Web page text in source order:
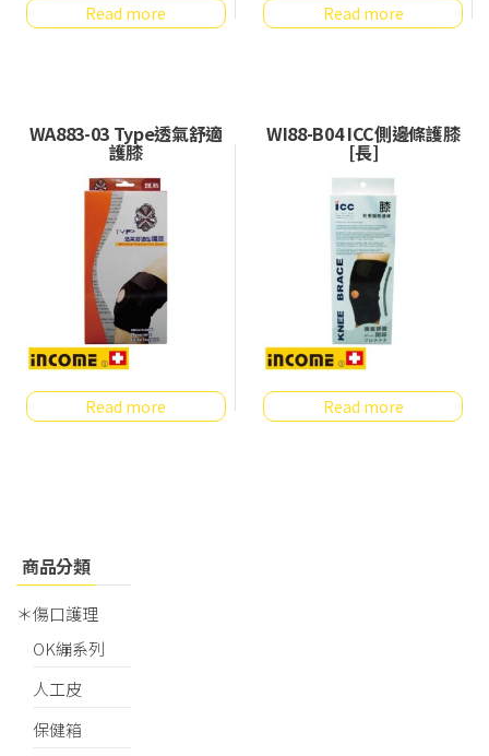
Read more Read more
WA883-03 Type透氣舒適
護膝
Read more
WI88-B04 ICC側邊條護膝
[長]
Read more
商品分類
＊傷口護理
OK繃系列
人工皮
保健箱